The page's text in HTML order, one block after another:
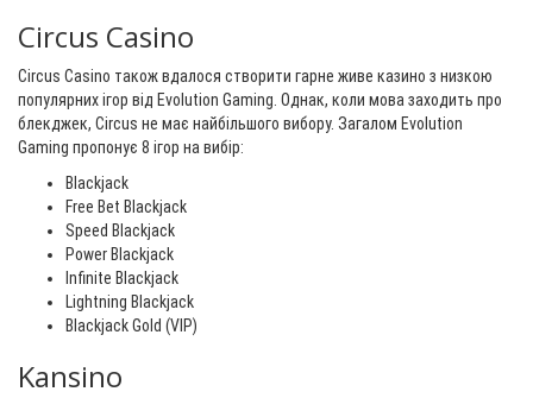
Circus Casino
Circus Casino також вдалося створити гарне живе казино з низкою
популярних ігор від Evolution Gaming. Однак, коли мова заходить про
блекджек, Circus не має найбільшого вибору. Загалом Evolution
Gaming пропонує 8 ігор на вибір:
Blackjack
Free Bet Blackjack
Speed Blackjack
Power Blackjack
Infinite Blackjack
Lightning Blackjack
Blackjack Gold (VIP)
Kansino